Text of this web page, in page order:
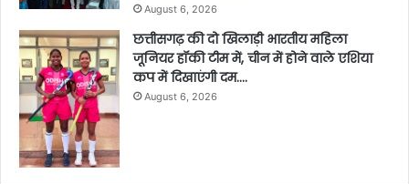
August 6, 2026
छत्तीसगढ़ की दो खिलाड़ी भारतीय महिला
जूनियर हॉकी टीम में, चीन में होने वाले एशिया
कप में दिखाएंगी दम….
August 6, 2026